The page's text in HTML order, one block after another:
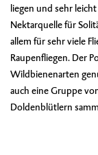
liegen und sehr
Nektarquelle für
allem für sehr viele
Raupenfliegen. Der
Wildbienenarten
auch eine Gruppe
Doldenblütlern